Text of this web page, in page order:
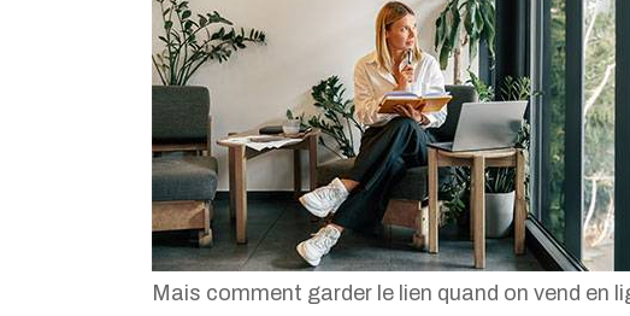
Mais comment garder le lien quand on vend en